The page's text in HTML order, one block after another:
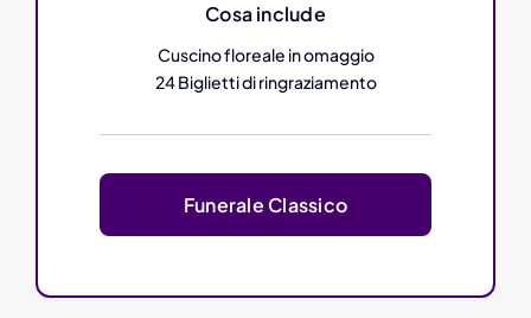
Cosa include
Cuscino floreale in omaggio
24 Biglietti di ringraziamento
Funerale Classico